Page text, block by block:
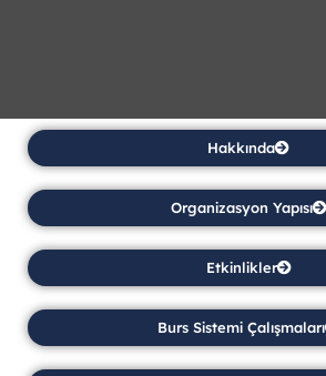
Hakkında
Organizasyon Yapısı
Etkinlikler
Burs Sistemi Çalışmaları